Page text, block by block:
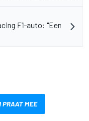
F1-auto: "Een
MEE